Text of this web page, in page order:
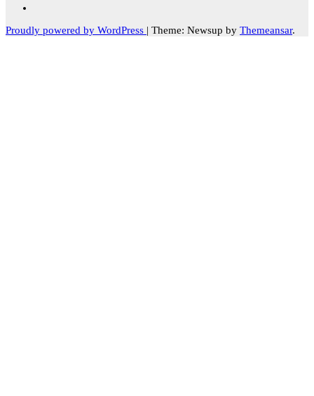
Proudly powered by WordPress | Theme: Newsup by Themeansar.